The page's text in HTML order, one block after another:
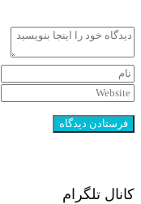
کانال تلگرام